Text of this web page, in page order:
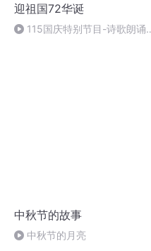
迎祖国72华诞
115国庆特别节目-诗歌朗诵-
中秋节的故事
中秋节的月亮